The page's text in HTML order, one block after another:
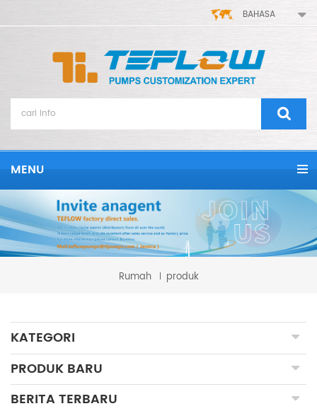
BAHASA
MENU
Rumah produk
KATEGORI
PRODUK BARU
BERITA TERBARU